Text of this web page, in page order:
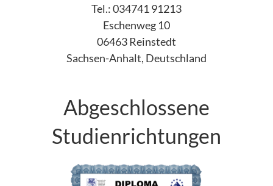
Tel.: 034741 91213
Eschenweg 10
06463 Reinstedt
Sachsen-Anhalt, Deutschland
Abgeschlossene
Studienrichtungen